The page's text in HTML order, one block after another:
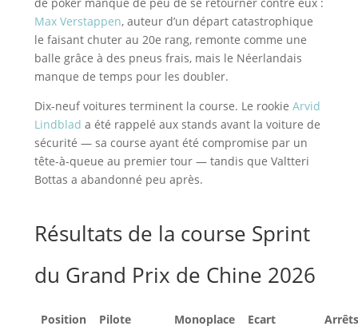
Max Verstappen, auteur d’un départ catastrophique
le faisant chuter au 20e rang, remonte comme une
balle grâce à des pneus frais, mais le Néerlandais
manque de temps pour les doubler.
Dix-neuf voitures terminent la course. Le rookie Arvid
Lindblad a été rappelé aux stands avant la voiture de
sécurité — sa course ayant été compromise par un
tête-à-queue au premier tour — tandis que Valtteri
Bottas a abandonné peu après.
Résultats de la course Sprint
du Grand Prix de Chine 2026
Position Pilote Monoplace Ecart Arrêts